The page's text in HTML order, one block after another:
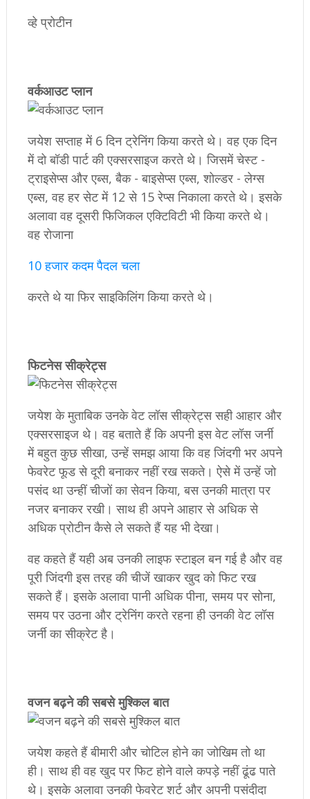
व्हे प्रोटीन
​वर्कआउट प्लान
जयेश सप्ताह में 6 दिन ट्रेनिंग किया करते थे। वह एक दिन
में दो बॉडी पार्ट की एक्सरसाइज करते थे। जिसमें चेस्ट -
ट्राइसेप्स और एब्स, बैक - बाइसेप्स एब्स, शोल्डर - लेग्स
एब्स, वह हर सेट में 12 से 15 रेप्स निकाला करते थे। इसके
अलावा वह दूसरी फिजिकल एक्टिविटी भी किया करते थे।
वह रोजाना
10 हजार कदम पैदल चला
करते थे या फिर साइकिलिंग किया करते थे।
​फिटनेस सीक्रेट्स
जयेश के मुताबिक उनके वेट लॉस सीक्रेट्स सही आहार और
एक्सरसाइज थे। वह बताते हैं कि अपनी इस वेट लॉस जर्नी
में बहुत कुछ सीखा, उन्हें समझ आया कि वह जिंदगी भर अपने
फेवरेट फूड से दूरी बनाकर नहीं रख सकते। ऐसे में उन्हें जो
पसंद था उन्हीं चीजों का सेवन किया, बस उनकी मात्रा पर
नजर बनाकर रखी। साथ ही अपने आहार से अधिक से
अधिक प्रोटीन कैसे ले सकते हैं यह भी देखा।
वह कहते हैं यही अब उनकी लाइफ स्टाइल बन गई है और वह
पूरी जिंदगी इस तरह की चीजें खाकर खुद को फिट रख
सकते हैं। इसके अलावा पानी अधिक पीना, समय पर सोना,
समय पर उठना और ट्रेनिंग करते रहना ही उनकी वेट लॉस
जर्नी का सीक्रेट है।
​वजन बढ़ने की सबसे मुश्किल बात
जयेश कहते हैं बीमारी और चोटिल होने का जोखिम तो था
ही। साथ ही वह खुद पर फिट होने वाले कपड़े नहीं ढूंढ पाते
थे। इसके अलावा उनकी फेवरेट शर्ट और अपनी पसंदीदा